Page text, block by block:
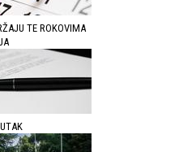
TE ROKOVIMA